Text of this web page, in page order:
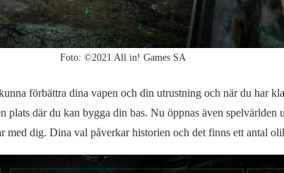
Foto: ©2021 All in! Games SA
förbättra dina vapen och din utrustning och när du har
plats där du kan bygga din bas. Nu öppnas även spelvärlden
med dig. Dina val påverkar historien och det finns ett antal